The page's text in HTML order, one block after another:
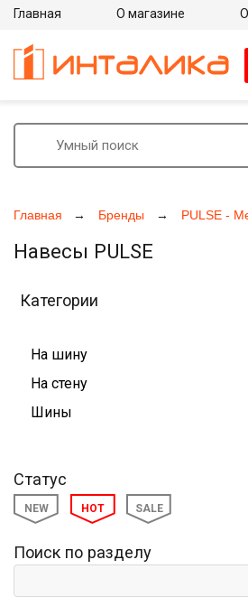
Главная Бренды PULSE -
Навесы PULSE
Категории
На шину
На стену
Шины
Статус
NEW HOT SALE
Поиск по разделу
Главная О магазине